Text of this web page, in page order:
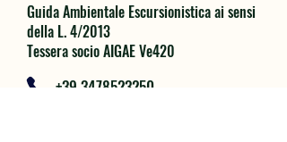
Guida Ambientale Escursionistica ai sensi
della L. 4/2013
Tessera socio AIGAE Ve420
+39 3478523250